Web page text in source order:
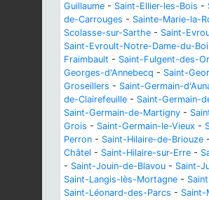
Guillaume - Saint-Ellier-les-Bois -
de-Carrouges - Sainte-Marie-la-
Scolasse-sur-Sarthe - Saint-
Saint-Evroult-Notre-Dame-du-
Fraimbault - Saint-Fulgent-des-
Georges-d'Annebecq - Saint-
Groseillers - Saint-Germain-
de-Clairefeuille - Saint-Germain-
Saint-Germain-de-Martigny -
Grois - Saint-Germain-le-Vieux -
Perron - Saint-Hilaire-de-Briouze -
Châtel - Saint-Hilaire-sur-Erre -
- Saint-Jouin-de-Blavou - Saint-
Saint-Langis-lès-Mortagne -
Saint-Léonard-des-Parcs - Saint-